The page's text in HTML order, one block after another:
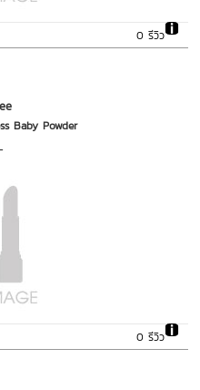
0 รีวิว
Baby Powder
0 รีวิว